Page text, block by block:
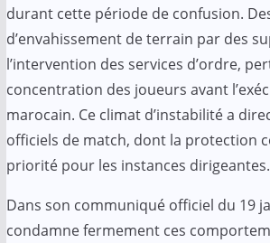
durant cette période de confusion.
d’envahissement de terrain par des
l’intervention des services d’ordre,
concentration des joueurs avant
marocain. Ce climat d’instabilité a
officiels de match, dont la protection
priorité pour les instances dirigeantes.
Dans son communiqué officiel du 19
condamne fermement ces